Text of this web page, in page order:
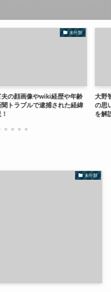
やwiki経歴や年齢
で逮捕された経緯
大野智が引退
の思い？活動
未分類